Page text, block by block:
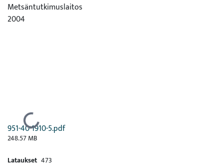
Metsäntutkimuslaitos
2004
Ladataan...
951-40-1910-5.pdf
248.57 MB
Lataukset 473